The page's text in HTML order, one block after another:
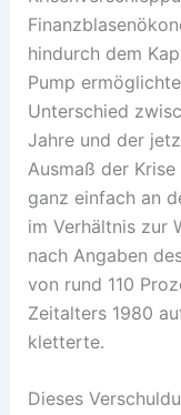
hindurch dem
Pump
Unterschied
Jahre und der
Ausmaß der
ganz einfach an
im Verhältnis zur
nach Angaben
von rund 110
Zeitalters 1980
kletterte.
Dieses